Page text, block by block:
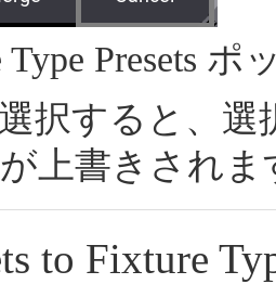
Type Presets ポ
択すると、
上書きされま
to Fixture